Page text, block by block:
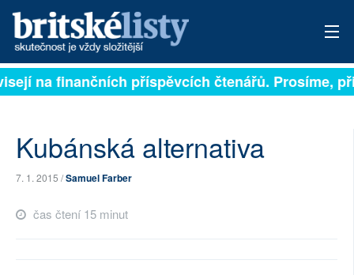
PŘIHLÁSIT
ARCHIV
na finančních příspěvcích čtenářů. Prosíme,
Kubánská alternativa
7. 1. 2015 /Samuel Farber
čas čtení 15 minut